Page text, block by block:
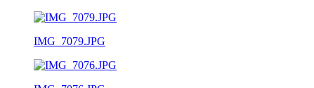
IMG_7079.JPG